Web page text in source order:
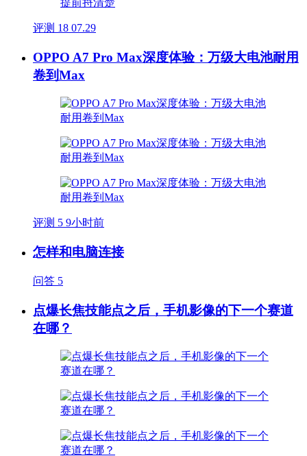
评测 18 07.29
OPPO A7 Pro Max深度体验：万级大电池耐用
卷到Max
评测 5 9小时前
怎样和电脑连接
问答 5
点爆长焦技能点之后，手机影像的下一个赛道
在哪？